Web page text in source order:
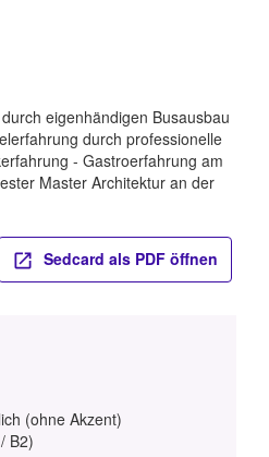
eigenhändigen Busausbau
durch professionelle
- Gastroerfahrung am
Master Architektur an der
Sedcard als PDF öffnen
(ohne Akzent)
B2)